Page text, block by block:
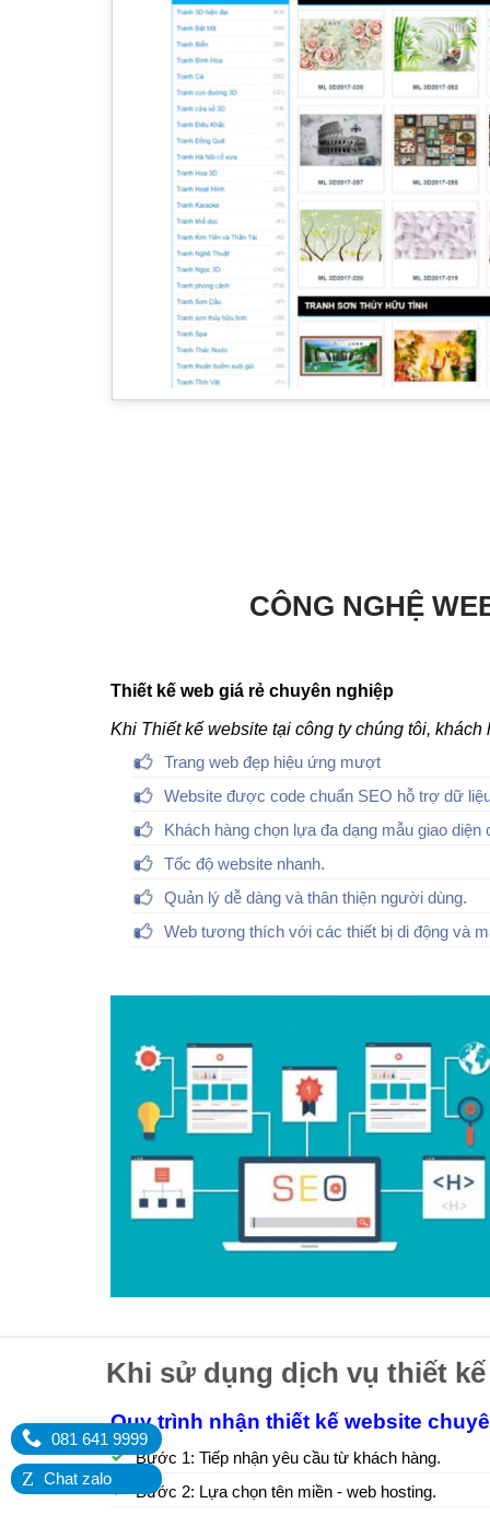
081 641 9999
Z Chat zalo
CÔNG NGHỆ
Thiết kế web giá rẻ chuyên nghiệp
Khi Thiết kế website tại công ty chúng tôi,
Trang web đẹp hiệu ứng mượt
Website được code chuẩn SEO hỗ trợ dữ
Khách hàng chọn lựa đa dạng mẫu giao diện
Tốc độ website nhanh.
Quản lý dễ dàng và thân thiện người dùng.
Web tương thích với các thiết bị di động và
Khi sử dụng dịch vụ thiết
Quy trình nhận thiết kế website
Bước 1: Tiếp nhận yêu cầu từ khách hàng.
Bước 2: Lựa chọn tên miền - web hosting.